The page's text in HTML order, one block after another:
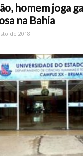
homem joga
na Bahia
de 2018